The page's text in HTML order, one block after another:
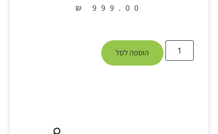
₪ 999.00
הוספה לסל